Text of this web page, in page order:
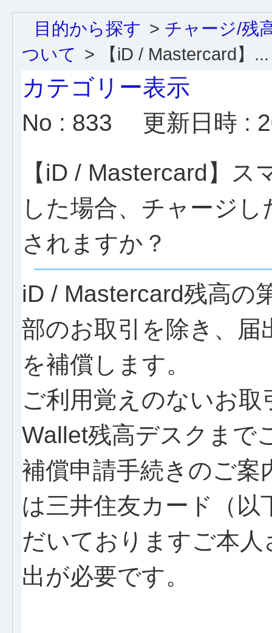
目的から探す > チャージ/残
ついて > 【iD / Mastercard】...
カテゴリー表示
No : 833
更新日時 :
【iD / Mastercard】
した場合、チャージ
されますか？
iD / Mastercard残高の
部のお取引を除き、届
を補償します。
ご利用覚えのないお取
Wallet残高デスクまで
補償申請手続きのご案
は三井住友カード（以
だいておりますご本
出が必要です。